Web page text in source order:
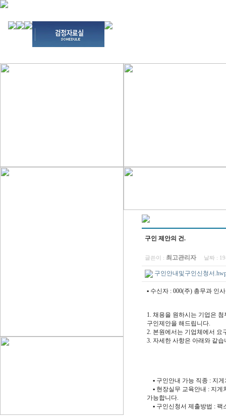
구인 제안의 건.
글쓴이 : 최고관리자 날짜 :
구인안내및구인신청서
▪ 수신자 : 000(주) 총무과 인
1. 채용을 원하시는 기업은
구인제안을 해드립니다.
2. 본원에서는 기업체에서
3. 자세한 사항은 아래와 같습
▪ 구인안내 가능 직종 : 지
▪ 현장실무 교육안내 : 지게
가능합니다.
▪ 구인신청서 제출방법 :